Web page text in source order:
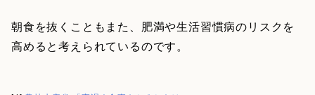
朝食を抜くこともまた、肥満や生活習慣病のリスクを
高めると考えられているのです。